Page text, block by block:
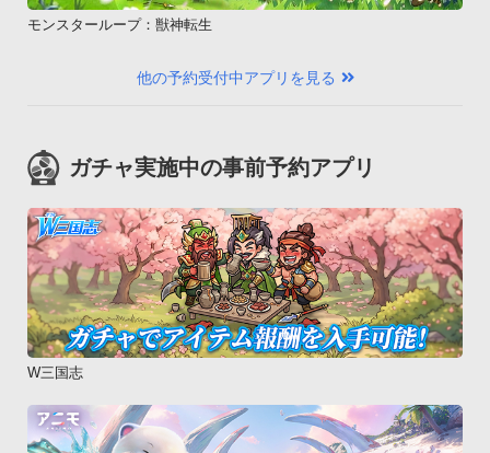
モンスターループ：獣神転生
他の予約受付中アプリを見る
ガチャ実施中の事前予約アプリ
W三国志